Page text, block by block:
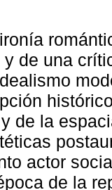
de una
de la
actor
de la